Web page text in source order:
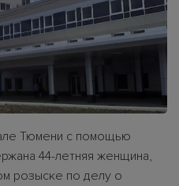
Тюмени с помощью
44-летняя женщина,
розыске по делу о